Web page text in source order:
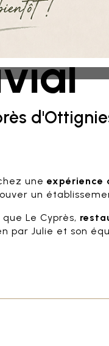
uneexpérience
un
Le Cyprès,
par Julie et son